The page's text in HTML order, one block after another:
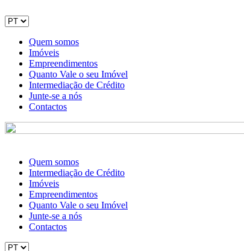
Quem somos
Imóveis
Empreendimentos
Quanto Vale o seu Imóvel
Intermediação de Crédito
Junte-se a nós
Contactos
Quem somos
Intermediação de Crédito
Imóveis
Empreendimentos
Quanto Vale o seu Imóvel
Junte-se a nós
Contactos